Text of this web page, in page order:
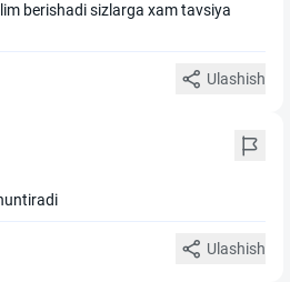
berishadi sizlarga xam tavsiya
Ulashish
Ulashish